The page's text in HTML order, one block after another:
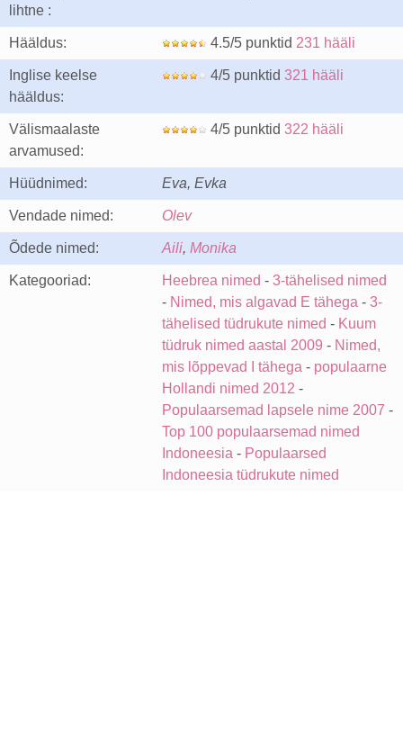
lihtne :
Hääldus: 4.5/5 punktid 231 hääli
Inglise keelse
hääldus:
4/5 punktid 321 hääli
Välismaalaste
arvamused:
4/5 punktid 322 hääli
Hüüdnimed: Eva, Evka
Vendade nimed: Olev
Õdede nimed: Aili, Monika
Kategooriad: Heebrea nimed - 3-tähelised nimed
- Nimed, mis algavad E tähega - 3-
tähelised tüdrukute nimed - Kuum
tüdruk nimed aastal 2009 - Nimed,
mis lõppevad I tähega - populaarne
Hollandi nimed 2012 -
Populaarsemad lapsele nime 2007 -
Top 100 populaarsemad nimed
Indoneesia - Populaarsed
Indoneesia tüdrukute nimed